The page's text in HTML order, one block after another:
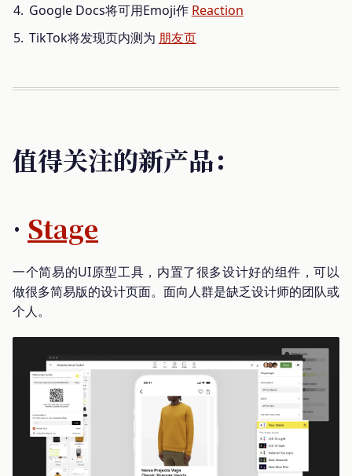
Google Docs将可用Emoji作 Reaction
TikTok将发现页内测为 朋友页
值得关注的新产品：
· Stage
一个简易的UI原型工具，内置了很多设计好的组件，可以
做很多简易版的设计页面。面向人群是缺乏设计师的团队或
个人。